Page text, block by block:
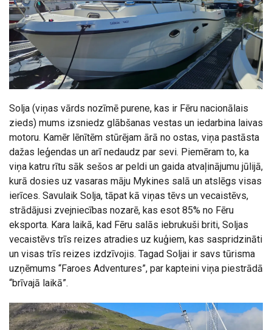
Solja (viņas vārds nozīmē purene, kas ir Fēru nacionālais
zieds) mums izsniedz glābšanas vestas un iedarbina laivas
motoru. Kamēr lēnītēm stūrējam ārā no ostas, viņa pastāsta
dažas leģendas un arī nedaudz par sevi. Piemēram to, ka
viņa katru rītu sāk sešos ar peldi un gaida atvaļinājumu jūlijā,
kurā dosies uz vasaras māju Mykines salā un atslēgs visas
ierīces. Savulaik Solja, tāpat kā viņas tēvs un vecaistēvs,
strādājusi zvejniecības nozarē, kas esot 85% no Fēru
eksporta. Kara laikā, kad Fēru salās iebrukuši briti, Soljas
vecaistēvs trīs reizes atradies uz kuģiem, kas saspridzināti
un visas trīs reizes izdzīvojis. Tagad Soljai ir savs tūrisma
uzņēmums “Faroes Adventures”, par kapteini viņa piestrādā
“brīvajā laikā”.